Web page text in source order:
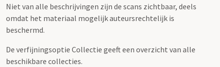
Niet van alle beschrijvingen zijn de scans zichtbaar, deels
omdat het materiaal mogelijk auteursrechtelijk is
beschermd.
De verfijningsoptie Collectie geeft een overzicht van alle
beschikbare collecties.